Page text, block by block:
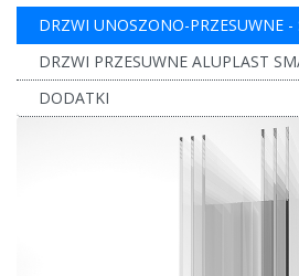
DRZWI UNOSZONO-PRZESUWNE -
DRZWI PRZESUWNE ALUPLAST
DODATKI